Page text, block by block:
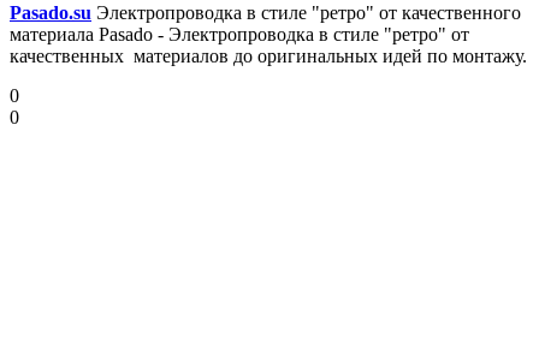
Pasado.su Электропроводка в стиле "ретро" от качественного
материала Pasado - Электропроводка в стиле "ретро" от
качественных материалов до оригинальных идей по монтажу.
0
0